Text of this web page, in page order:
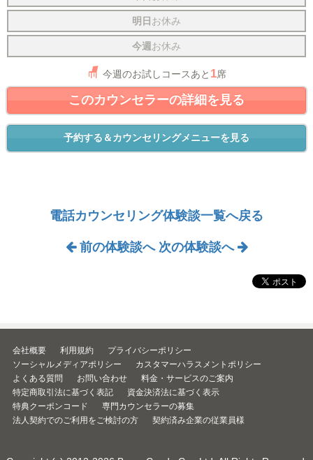
明日 お休み
今週 お休み
今週のお試しコースあと 1席
このカウンセラーの詳細を見る
予約する＆カウンセリングメニューを見る
電話カウンセリング体験談一覧へ戻る
前の体験談へ 次の体験談へ
会社概要 利用規約
プライバシーポリシー
ソーシャルメディアポリシー
カスタマーハラスメントポリシー
よくある質問
お問い合わせ
料金・サービスのご案内
特定商取引法に基づく表記
資金決済法に基づく表示
特典クーポンコード
専門カウンセラーの募集
法人契約でのご利用をご検討の方
契約済み企業の従業員様